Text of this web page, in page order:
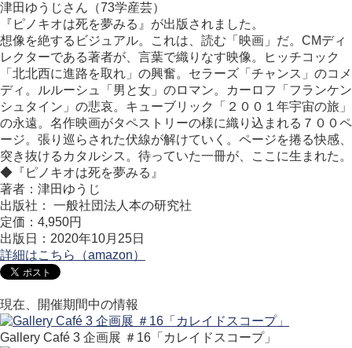
津田ゆうじさん（73学産芸）
『ピノキオは死を夢みる』が出版されました。
想像を絶するビジュアル。これは、読む「映画」だ。CMディ
レクターである著者が、言葉で織りなす映像。ヒッチコック
「北北西に進路を取れ」の興奮。セラーズ「チャンス」のコメ
ディ。ルルーシュ「男と女」のロマン。カーロフ「フランケン
シュタイン」の悲哀。キューブリック「２００１年宇宙の旅」
の永遠。名作映画がタペストリーの様に織り込まれる７００ペ
ージ。張り巡らされた伏線が解けていく。ページを捲る快感、
突き抜けるカタルシス。待っていた一冊が、ここに生まれた。
◆『ピノキオは死を夢みる』
著者：津田ゆうじ
出版社： 一般社団法人本の研究社
定価：4,950円
出版日：2020年10月25日
詳細はこちら（amazon）
現在、開催期間中の情報
Gallery Café 3 企画展 ＃16「カレイドスコープ」